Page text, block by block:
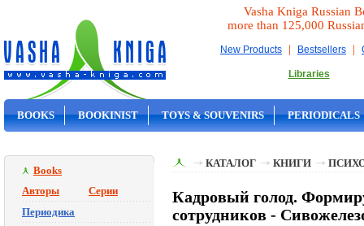
Vasha Kniga Russian
more than 125,000
New Products | Bestsellers |
Libraries
BOOKS BOOKINIST TOYS & SOUVENIRS PERIODICALS
Books
Авторы
Серии
Периодика
КАТАЛОГ КНИГИ
Кадровый голод.
сотрудников -